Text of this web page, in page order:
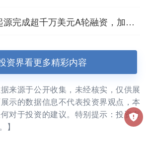
完成超千万美元A轮融资，加速
资界看更多精彩内容
据来源于公开收集，未经核实，仅供展
示的数据信息不代表投资界观点，本
对于投资的建议。特别提示：投资有
】